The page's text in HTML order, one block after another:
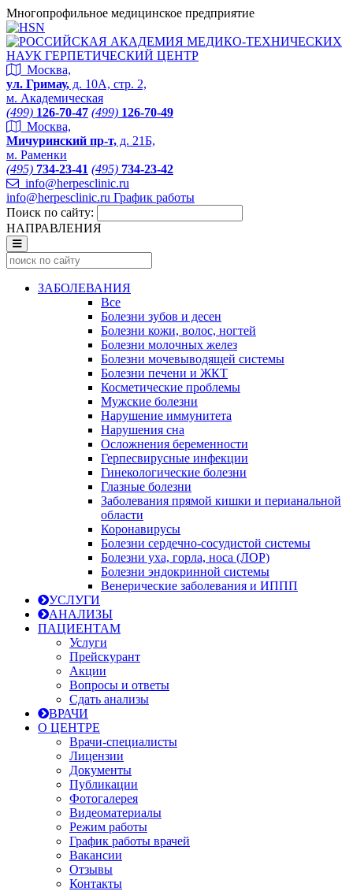
Многопрофильное медицинское предприятие
Москва,
ул. Гримау, д. 10А, стр. 2,
м. Академическая
(499) 126-70-47 (499) 126-70-49
Москва,
Мичуринский пр-т, д. 21Б,
м. Раменки
(495) 734-23-41 (495) 734-23-42
info@herpesclinic.ru
info@herpesclinic.ru График работы
Поиск по сайту:
НАПРАВЛЕНИЯ
ЗАБОЛЕВАНИЯ
Все
Болезни зубов и десен
Болезни кожи, волос, ногтей
Болезни молочных желез
Болезни мочевыводящей системы
Болезни печени и ЖКТ
Косметические проблемы
Мужские болезни
Нарушение иммунитета
Нарушения сна
Осложнения беременности
Герпесвирусные инфекции
Гинекологические болезни
Глазные болезни
Заболевания прямой кишки и перианальной
области
Коронавирусы
Болезни сердечно-сосудистой системы
Болезни уха, горла, носа (ЛОР)
Болезни эндокринной системы
Венерические заболевания и ИППП
УСЛУГИ
АНАЛИЗЫ
ПАЦИЕНТАМ
Услуги
Прейскурант
Акции
Вопросы и ответы
Сдать анализы
ВРАЧИ
О ЦЕНТРЕ
Врачи-специалисты
Лицензии
Документы
Публикации
Фотогалерея
Видеоматериалы
Режим работы
График работы врачей
Вакансии
Отзывы
Контакты